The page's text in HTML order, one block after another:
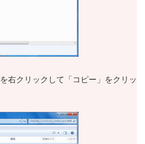
右クリックして「コピー」をクリッ